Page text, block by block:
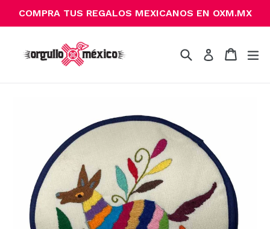
contenido
COMPRA TUS REGALOS MEXICANOS EN OXM.MX
BuscarIngresarCarrito
Carrito